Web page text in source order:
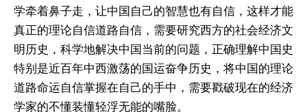
学牵着鼻子走，让中国自己的智慧也有自信，这样才能
真正的理论自信道路自信，需要研究西方的社会经济文
明历史，科学地解决中国当前的问题，正确理解中国史
特别是近百年中西激荡的国运奋争历史，将中国的理论
道路命运自信掌握在自己的手中，需要戳破现在的经济
学家的不懂装懂轻浮无能的嘴脸。